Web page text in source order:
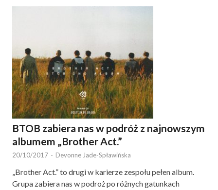
BTOB zabiera nas w podróż z najnowszym
albumem „Brother Act.”
20/10/2017 - Devonne Jade-Spławińska
„Brother Act.” to drugi w karierze zespołu pełen album.
Grupa zabiera nas w podroż po różnych gatunkach